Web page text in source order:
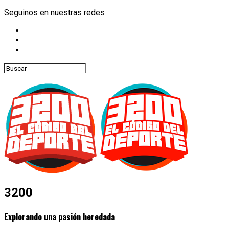
Seguinos en nuestras redes
3200
Explorando una pasión heredada